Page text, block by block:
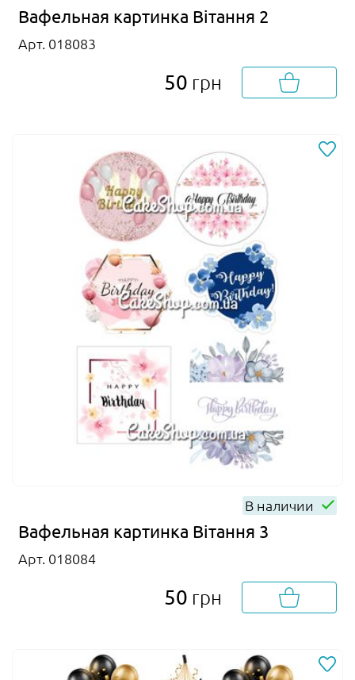
Вафельная картинка Вітання 2
Арт. 018083
50 грн
В наличии
Вафельная картинка Вітання 3
Арт. 018084
50 грн